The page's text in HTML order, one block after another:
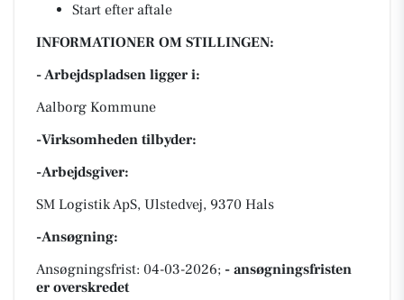
Start efter aftale
INFORMATIONER OM STILLINGEN:
- Arbejdspladsen ligger i:
Aalborg Kommune
-Virksomheden tilbyder:
-Arbejdsgiver:
SM Logistik ApS, Ulstedvej, 9370 Hals
-Ansøgning:
Ansøgningsfrist: 04-03-2026; - ansøgningsfristen
er overskredet